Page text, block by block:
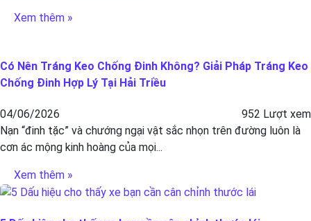
Xem thêm »
Có Nên Tráng Keo Chống Đinh Không? Giải Pháp Tráng Keo
Chống Đinh Hợp Lý Tại Hải Triều
04/06/2026
952 Lượt xem
Nạn “đinh tặc” và chướng ngại vật sắc nhọn trên đường luôn là
cơn ác mộng kinh hoàng của mọi...
Xem thêm »